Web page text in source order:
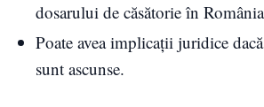
dosarului de căsătorie în
Poate avea implicații juridice
sunt ascunse.